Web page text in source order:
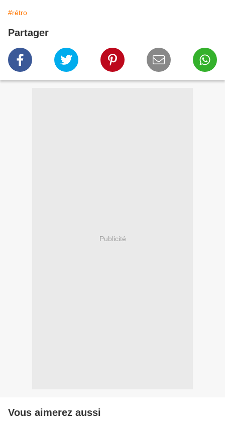
#rétro
Partager
Publicité
Vous aimerez aussi